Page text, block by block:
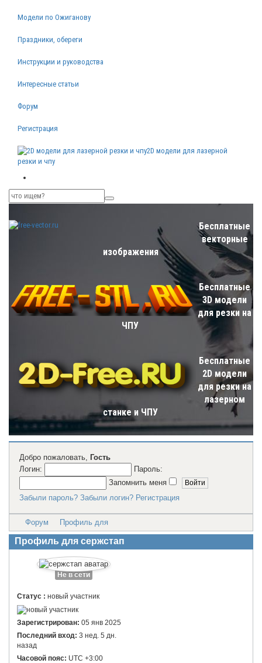
Модели по Ожиганову
Праздники, обереги
Инструкции и руководства
Интересные статьи
Форум
Регистрация
2D модели для лазерной
резки и чпу
Бесплатные
векторные
изображения
Бесплатные
3D модели
для резки на
ЧПУ
Бесплатные
2D модели
для резки на
лазерном
станке и ЧПУ
Добро пожаловать, Гость
Логин:
Пароль:
Запомнить меня
Забыли пароль? Забыли логин? Регистрация
Форум Профиль для
Профиль для сержстап
Не в сети
Статус : новый участник
Зарегистрирован: 05 янв 2025
Последний вход: 3 нед. 5 дн.
назад
Часовой пояс: UTC +3:00